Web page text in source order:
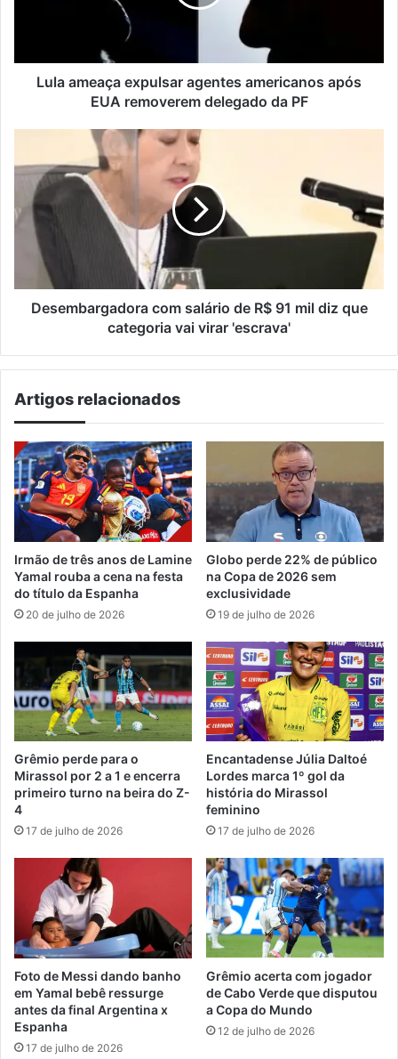
delegado
Lula ameaça expulsar agentes americanos após
EUA removerem delegado da PF
Desembargadora
salário
R$
que
categoria
Desembargadora com salário de R$ 91 mil diz que
categoria vai virar 'escrava'
Artigos relacionados
Irmão de três anos de Lamine
Yamal rouba a cena na festa
do título da Espanha
20 de julho de 2026
Globo perde 22% de público
na Copa de 2026 sem
exclusividade
19 de julho de 2026
Grêmio perde para o
Mirassol por 2 a 1 e encerra
primeiro turno na beira do Z-
4
17 de julho de 2026
Encantadense Júlia Daltoé
Lordes marca 1º gol da
história do Mirassol
feminino
17 de julho de 2026
Foto de Messi dando banho
em Yamal bebê ressurge
antes da final Argentina x
Espanha
17 de julho de 2026
Grêmio acerta com jogador
de Cabo Verde que disputou
a Copa do Mundo
12 de julho de 2026